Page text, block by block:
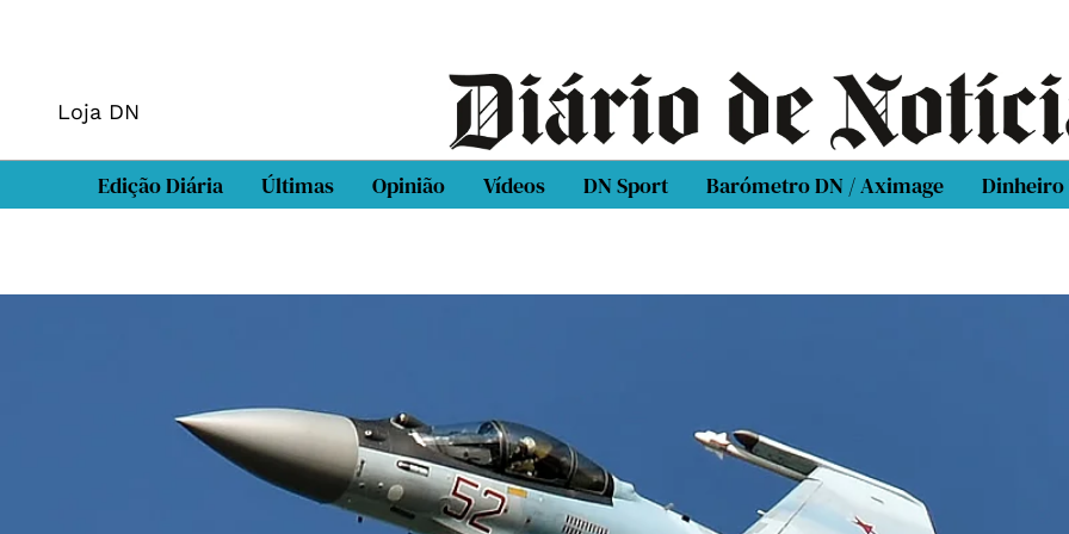
Loja DN
Edição Diária Últimas Opinião Vídeos DN Sport Barómetro DN / Aximage Dinheiro